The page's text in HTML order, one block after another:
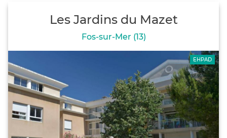
Les Jardins du Mazet
Fos-sur-Mer (13)
EHPAD